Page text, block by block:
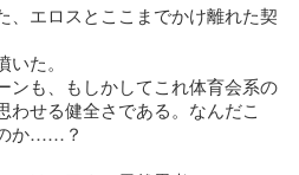
エロスとここまでかけ離れた契
た。
も、もしかしてこれ体育会系の
わせる健全さである。なんだこ
か……？